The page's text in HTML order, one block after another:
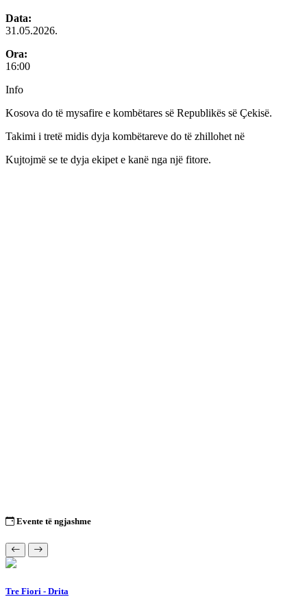
Data:
31.05.2026.
Ora:
16:00
Info
Kosova do të mysafire e kombëtares së Republikës së Çekisë.
Takimi i tretë midis dyja kombëtareve do të zhillohet në
Kujtojmë se te dyja ekipet e kanë nga një fitore.
Evente të ngjashme
Tre Fiori - Drita